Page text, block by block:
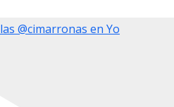
@cimarronas en Yo